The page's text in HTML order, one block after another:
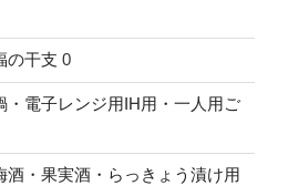
の干支 0
・電子レンジ用IH用・一人用ご
酒・果実酒・らっきょう漬け用